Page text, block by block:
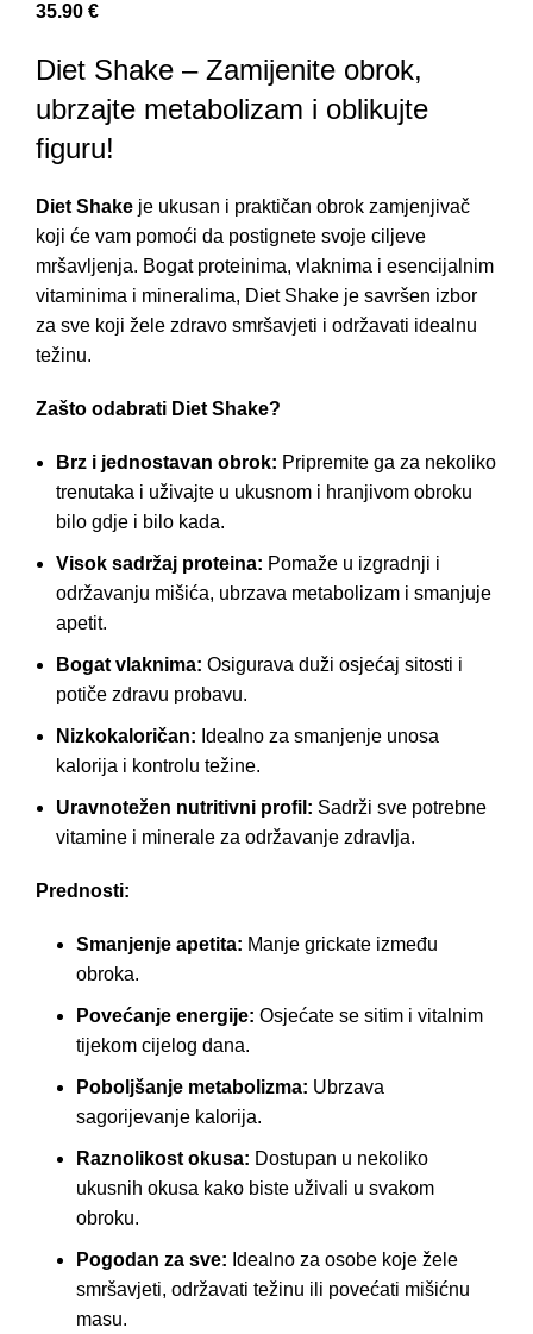
35.90 €
Diet Shake – Zamijenite obrok,
ubrzajte metabolizam i oblikujte
figuru!
Diet Shake je ukusan i praktičan obrok zamjenjivač
koji će vam pomoći da postignete svoje ciljeve
mršavljenja. Bogat proteinima, vlaknima i esencijalnim
vitaminima i mineralima, Diet Shake je savršen izbor
za sve koji žele zdravo smršavjeti i održavati idealnu
težinu.
Zašto odabrati Diet Shake?
Brz i jednostavan obrok: Pripremite ga za nekoliko
trenutaka i uživajte u ukusnom i hranjivom obroku
bilo gdje i bilo kada.
Visok sadržaj proteina: Pomaže u izgradnji i
održavanju mišića, ubrzava metabolizam i smanjuje
apetit.
Bogat vlaknima: Osigurava duži osjećaj sitosti i
potiče zdravu probavu.
Nizkokaloričan: Idealno za smanjenje unosa
kalorija i kontrolu težine.
Uravnotežen nutritivni profil: Sadrži sve potrebne
vitamine i minerale za održavanje zdravlja.
Prednosti:
Smanjenje apetita: Manje grickate između
obroka.
Povećanje energije: Osjećate se sitim i vitalnim
tijekom cijelog dana.
Poboljšanje metabolizma: Ubrzava
sagorijevanje kalorija.
Raznolikost okusa: Dostupan u nekoliko
ukusnih okusa kako biste uživali u svakom
obroku.
Pogodan za sve: Idealno za osobe koje žele
smršavjeti, održavati težinu ili povećati mišićnu
masu.